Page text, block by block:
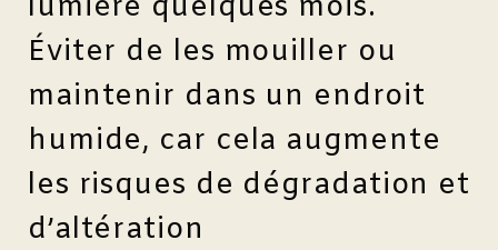
lumière quelques mois.
Éviter de les mouiller ou
maintenir dans un endroit
humide, car cela augmente
les risques de dégradation et
d’altération